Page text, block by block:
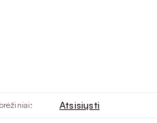
Atsisiųsti